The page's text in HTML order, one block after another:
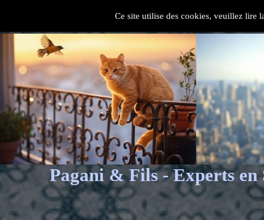
Ce site utilise des cookies, veuillez lire
Pagani & Fils - Experts en